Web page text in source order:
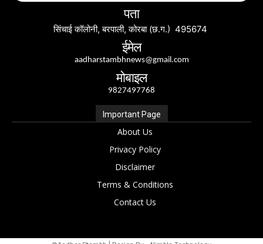
पता
सिंचाई कॉलोनी, बरपाली, कोरबा (छ.ग.) 495674
ईमेल
aadharstambhnews@gmail.com
मोबाइल
9827497768
Important Page
About Us
Privacy Policy
Disclaimer
Terms & Conditions
Contact Us